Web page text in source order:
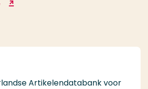
MEDLINE Complete
Artikelendatabank voor